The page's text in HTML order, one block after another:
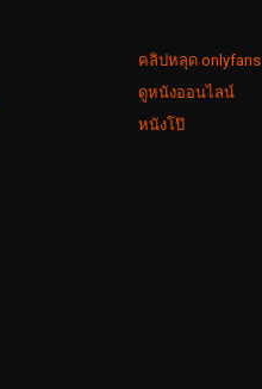
คลิปหลุด onlyfans
ดูหนังออนไลน์
หนังโป๊